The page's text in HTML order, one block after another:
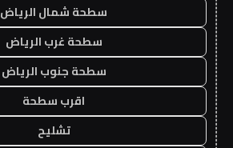
سطحة شمال الرياض
سطحة غرب الرياض
سطحة جنوب الرياض
اقرب سطحة
تشليح